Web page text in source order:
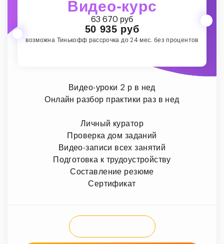
Видео-курс
63 670 руб
50 935 руб
возможна Тинькофф рассрочка до 24 мес. без процентов
Видео-уроки 2 р в нед
Онлайн разбор практики раз в нед
Личный куратор
Проверка дом заданий
Видео-записи всех занятий
Подготовка к трудоустройству
Составление резюме
Сертификат